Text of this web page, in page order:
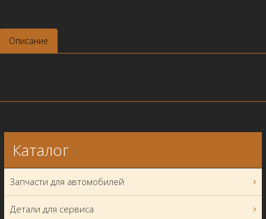
Описание
Каталог
Запчасти для автомобилей
Детали для сервиса